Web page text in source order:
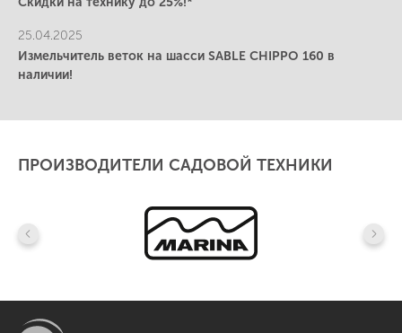
25.04.2025
Измельчитель веток на шасси SABLE CHIPPO 160 в
наличии!
ПРОИЗВОДИТЕЛИ САДОВОЙ ТЕХНИКИ